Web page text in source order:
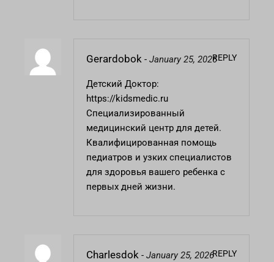
Gerardobok - January 25, 2026REPLY
Детский Доктор:
https://kidsmedic.ru
Специализированный
медицинский центр для детей.
Квалифицированная помощь
педиатров и узких специалистов
для здоровья вашего ребенка с
первых дней жизни.
Charlesdok - January 25, 2026REPLY